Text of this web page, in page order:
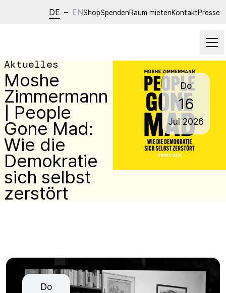
DE – ENShopSpendenRaum mietenKontaktPresse
Aktuelles
Moshe
Zimmermann
| People
Gone Mad:
Wie die
Demokratie
sich selbst
zerstört
Do
16
Jul 2026
Do